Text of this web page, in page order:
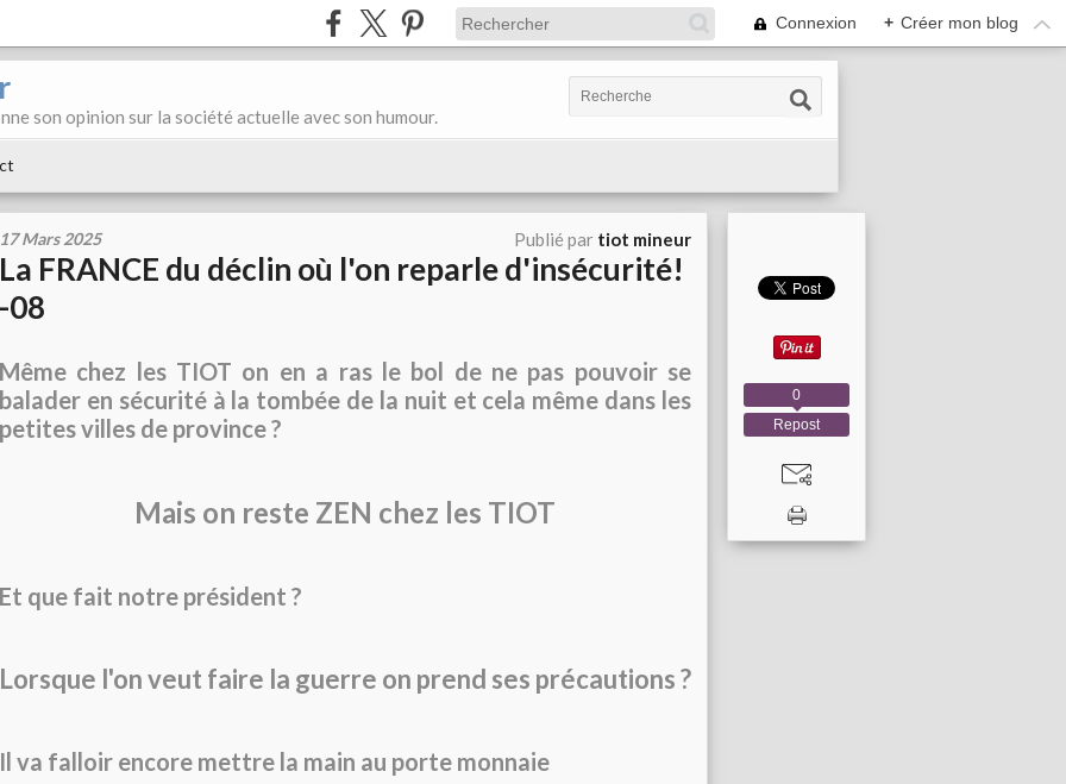
Connexion + Créer mon blog
son opinion sur la société actuelle avec son humour.
17 Mars 2025 Publié par tiot mineur
La FRANCE du déclin où l'on reparle d'insécurité!
-08
Même chez les TIOT on en a ras le bol de ne pas pouvoir se
balader en sécurité à la tombée de la nuit et cela même dans les
petites villes de province ?
Mais on reste ZEN chez les TIOT
Et que fait notre président ?
Lorsque l'on veut faire la guerre on prend ses précautions ?
Il va falloir encore mettre la main au porte monnaie
Repost
0